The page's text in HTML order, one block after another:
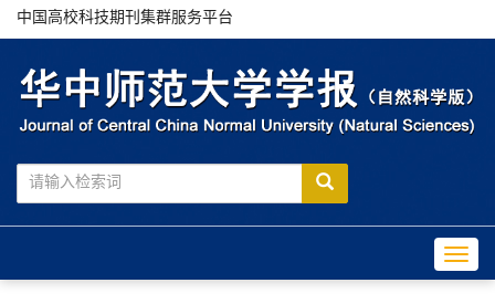
中国高校科技期刊集群服务平台